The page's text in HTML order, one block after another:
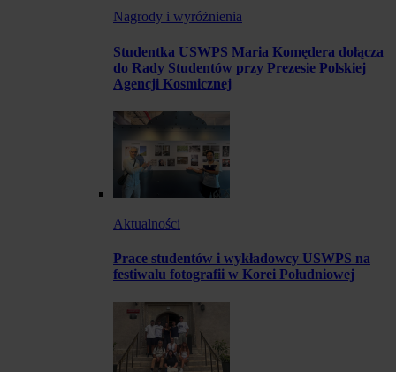
Nagrody i wyróżnienia
Studentka USWPS Maria Komędera dołącza
do Rady Studentów przy Prezesie Polskiej
Agencji Kosmicznej
Aktualności
Prace studentów i wykładowcy USWPS na
festiwalu fotografii w Korei Południowej